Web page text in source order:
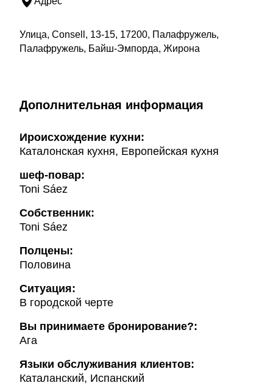
Улица, Consell, 13-15, 17200, Палафружель,
Палафружель, Байш-Эмпорда, Жирона
Дополнительная информация
Ироисхождение кухни:
Каталонская кухня, Европейская кухня
шеф-повар:
Toni Sáez
Собственник:
Toni Sáez
Полцены:
Половина
Ситуация:
В городской черте
Вы принимаете бронирование?:
Ага
Языки обслуживания клиентов:
Каталанский, Испанский